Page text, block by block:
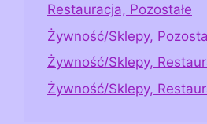
Restauracja, Pozostałe
Żywność/Sklepy,
Żywność/Sklepy,
Żywność/Sklepy,